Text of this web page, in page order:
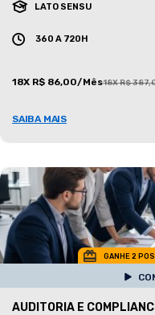
LATO SENSU
360 A 720H
18X R$ 86,00/Mês18X R$
SAIBA MAIS
GANHE 2
AUDITORIA E